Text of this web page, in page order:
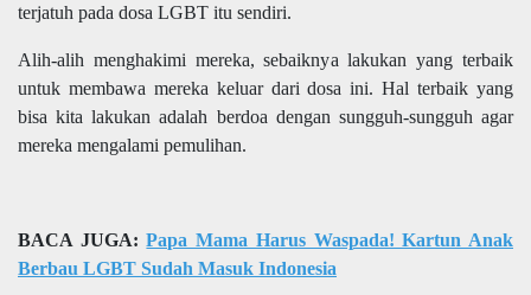
terjatuh pada dosa LGBT itu sendiri.
Alih-alih menghakimi mereka, sebaiknya lakukan yang terbaik
untuk membawa mereka keluar dari dosa ini. Hal terbaik yang
bisa kita lakukan adalah berdoa dengan sungguh-sungguh agar
mereka mengalami pemulihan.
BACA JUGA:Papa Mama Harus Waspada! Kartun Anak
Berbau LGBT Sudah Masuk Indonesia